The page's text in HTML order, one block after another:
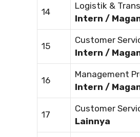
14
Logistik &
Intern /
15
Customer
Intern /
16
Management
Intern /
17
Customer
Lainnya